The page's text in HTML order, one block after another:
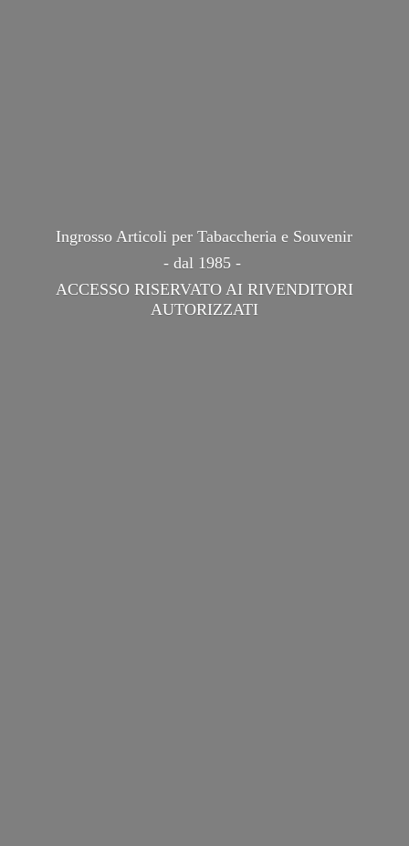
Ingrosso Articoli per Tabaccheria e Souvenir
- dal 1985 -
ACCESSO RISERVATO AI RIVENDITORI
AUTORIZZATI